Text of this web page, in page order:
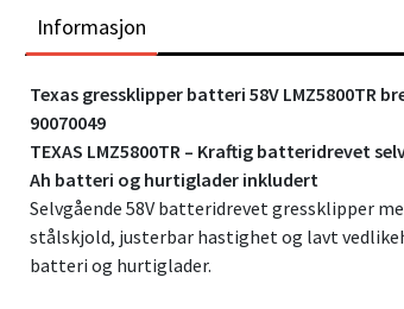
Informasjon
Texas gressklipper batteri 58V LMZ5800TR
90070049
TEXAS LMZ5800TR – Kraftig batteridrevet
Ah batteri og hurtiglader inkludert
Selvgående 58V batteridrevet gressklipper
stålskjold, justerbar hastighet og lavt
batteri og hurtiglader.